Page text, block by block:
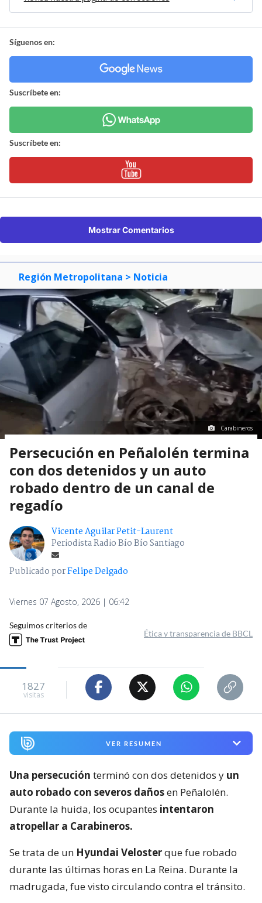
Síguenos en:
Suscríbete en:
Suscríbete en:
Mostrar Comentarios
Región Metropolitana > Noticia
Carabineros
Persecución en Peñalolén termina
con dos detenidos y un auto
robado dentro de un canal de
regadío
Vicente Aguilar Petit-Laurent
Periodista Radio Bío Bío Santiago
Publicado porFelipe Delgado
Viernes 07 Agosto, 2026 | 06:42
Seguimos criterios de
Ética y transparencia de BBCL
1827
visitas
VER RESUMEN
Una persecución terminó con dos detenidos y un
auto robado con severos dañosen Peñalolén.
Durante la huida, los ocupantes intentaron
atropellar a Carabineros.
Se trata de un Hyundai Velosterque fue robado
durante las últimas horas en La Reina. Durante la
madrugada, fue visto circulando contra el tránsito.